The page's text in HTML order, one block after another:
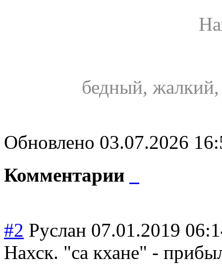
бедный, жалкий,
Обновлено 03.07.2026
Комментарии
#2 Руслан 07.01.2019
Нахск. "са кхане" -